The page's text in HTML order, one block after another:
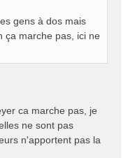
gens à dos mais
ça marche pas, ici ne
ca marche pas, je
ne sont pas
n'apportent pas la